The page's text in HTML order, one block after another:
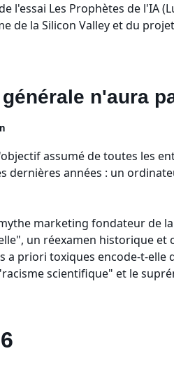
l'essai Les Prophètes de
de la Silicon Valley et du
n'aura
assumé de toutes les
dernières années : un
marketing fondateur de
un réexamen historique et
a priori toxiques encode-t-
scientifique" et le